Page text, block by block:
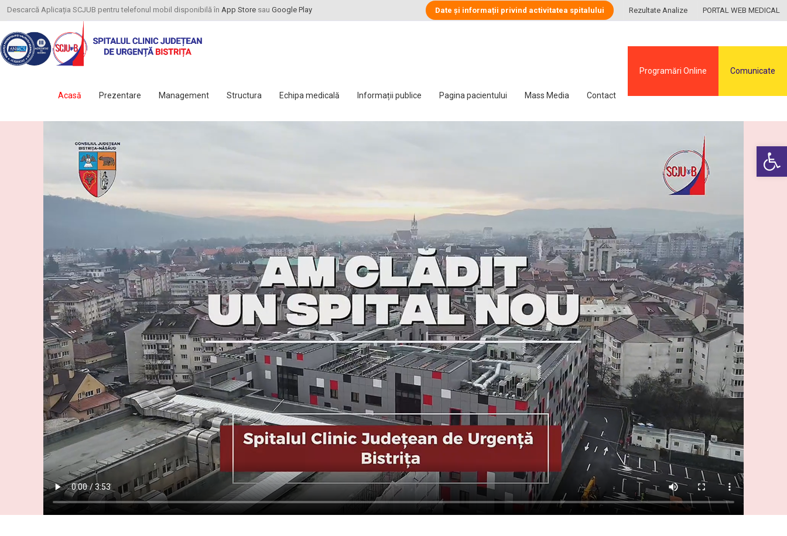
Deschide
Descarcă Aplicația SCJUB pentru telefonul mobil disponibilă în App Store sau Google Play Date și informații privind activitatea spitalului Rezultate Analize PORTAL WEB MEDICAL
Acasă Prezentare Management Structura Echipa medicală Informații publice Pagina pacientului Mass Media Contact
Programări Online Comunicate